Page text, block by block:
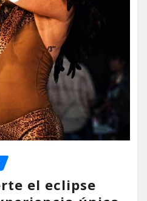
el eclipse